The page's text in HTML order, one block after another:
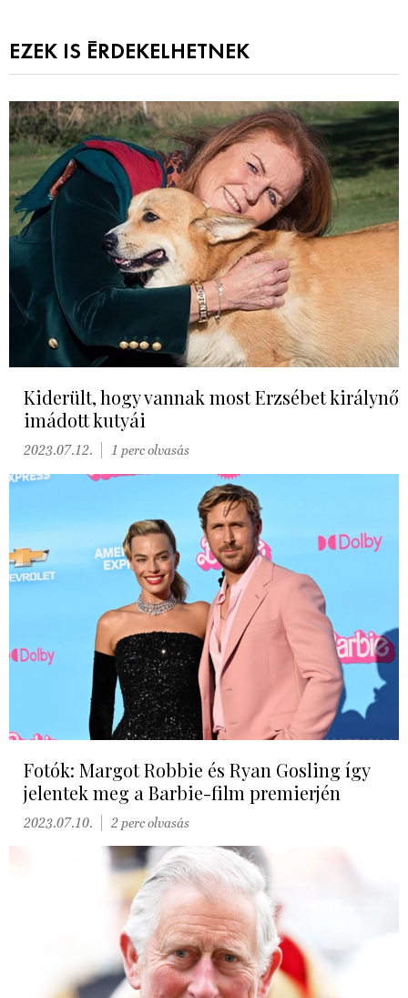
EZEK IS ÉRDEKELHETNEK
Kiderült, hogy vannak most Erzsébet királynő
imádott kutyái
2023.07.12. 1 perc olvasás
Fotók: Margot Robbie és Ryan Gosling így
jelentek meg a Barbie-film premierjén
2023.07.10. 2 perc olvasás